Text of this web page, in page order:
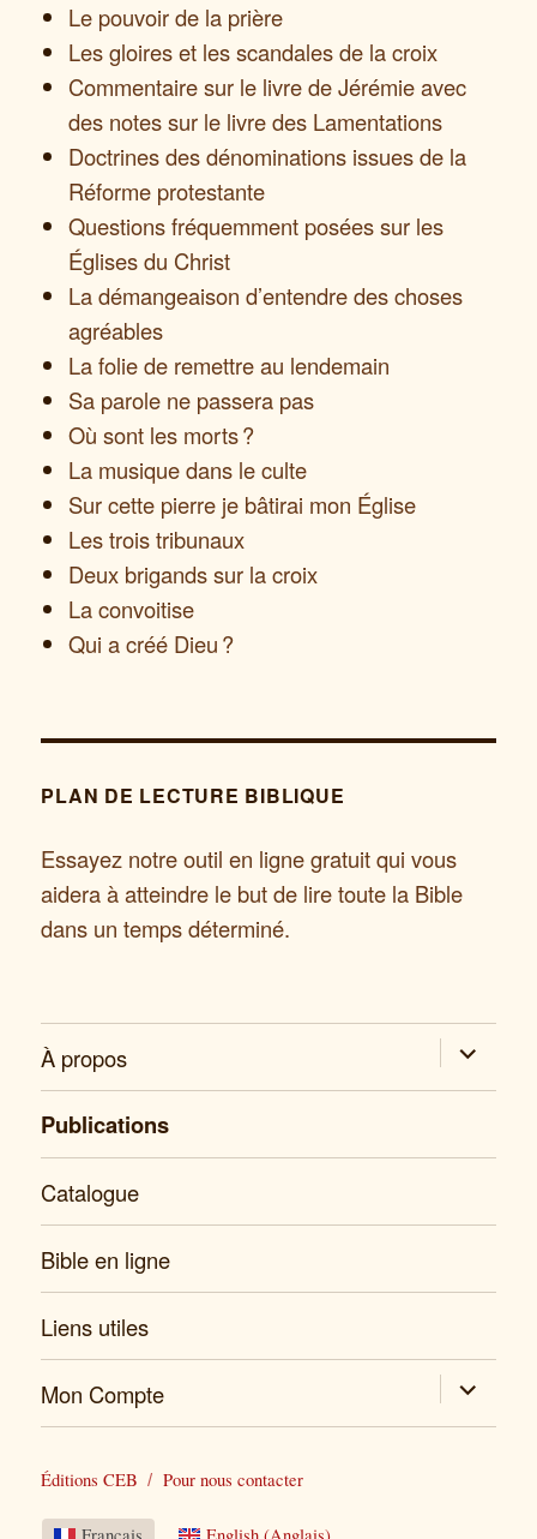
Le pouvoir de la prière
Les gloires et les scandales de la croix
Commentaire sur le livre de Jérémie avec
des notes sur le livre des Lamentations
Doctrines des dénominations issues de la
Réforme protestante
Questions fréquemment posées sur les
Églises du Christ
La démangeaison d’entendre des choses
agréables
La folie de remettre au lendemain
Sa parole ne passera pas
Où sont les morts ?
La musique dans le culte
Sur cette pierre je bâtirai mon Église
Les trois tribunaux
Deux brigands sur la croix
La convoitise
Qui a créé Dieu ?
PLAN DE LECTURE BIBLIQUE
Essayez notre outil en ligne gratuit qui vous
aidera à atteindre le but de lire toute la Bible
dans un temps déterminé.
À propos expand
child
menu
Publications
Catalogue
Bible en ligne
Liens utiles
Mon Compte expand
child
menu
Éditions CEB Pour nous contacter